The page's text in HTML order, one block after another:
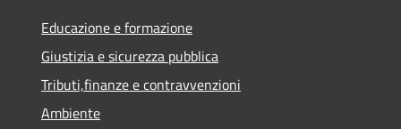
Educazione e formazione
Giustizia e sicurezza pubblica
Tributi,finanze e contravvenzioni
Ambiente